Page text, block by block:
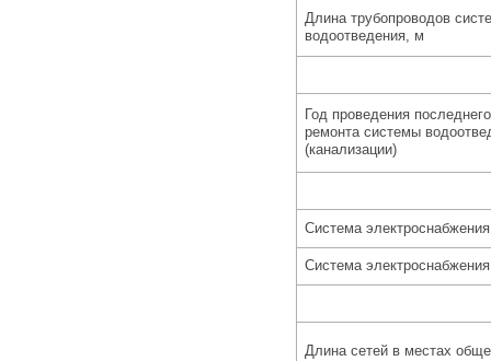
Длина трубопроводов
водоотведения, м
Год проведения
ремонта системы
(канализации)
Система электроснабжения
Система электроснабжения
Длина сетей в местах